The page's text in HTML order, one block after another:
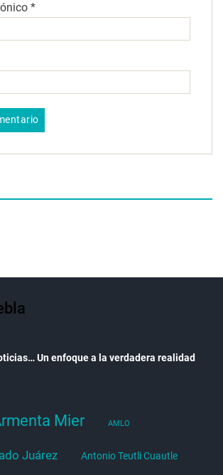
*
Un enfoque a la verdadera realidad
Mier AMLO
Juárez Antonio Teutli Cuautle